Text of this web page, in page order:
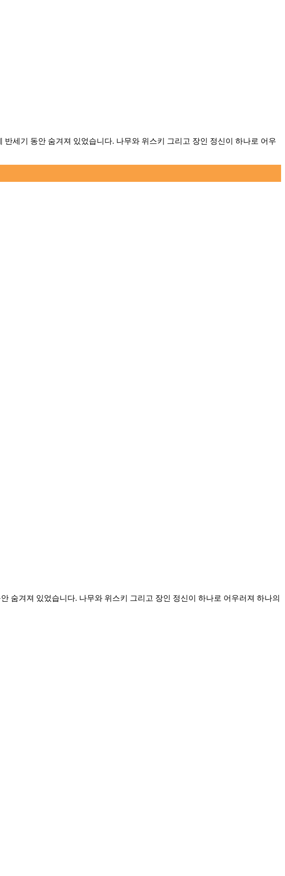
세기 동안 숨겨져 있었습니다. 나무와 위스키 그리고 장인 정신이 하나로 어우
숨겨져 있었습니다. 나무와 위스키 그리고 장인 정신이 하나로 어우러져 하나의